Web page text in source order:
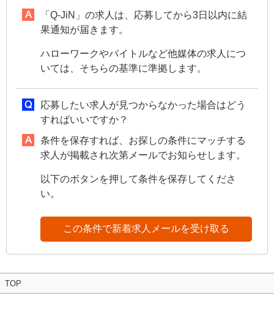
「Q-JiN」の求人は、応募してから3日以内に結
果通知が届きます。
ハローワークやバイトルなど他媒体の求人につ
いては、そちらの基準に準拠します。
応募したい求人が見つからなかった場合はどう
すればいいですか？
条件を保存すれば、お探しの条件にマッチする
求人が掲載され次第メールでお知らせします。
以下のボタンを押して条件を保存してくださ
い。
この条件で新着求人メールを受け取る
TOP